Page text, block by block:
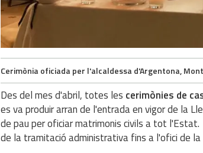
Cerimònia oficiada per l'alcaldessa d'Argentona,
Des del mes d'abril, totes les cerimònies de
es va produir arran de l'entrada en vigor de la
de pau per oficiar matrimonis civils a tot
de la tramitació administrativa fins a l'ofici de la